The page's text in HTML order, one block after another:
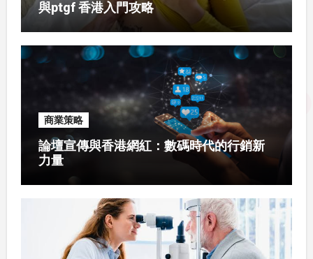
與ptgf 香港入門攻略
商業策略
論壇宣傳與香港網紅：數碼時代的行銷新
力量